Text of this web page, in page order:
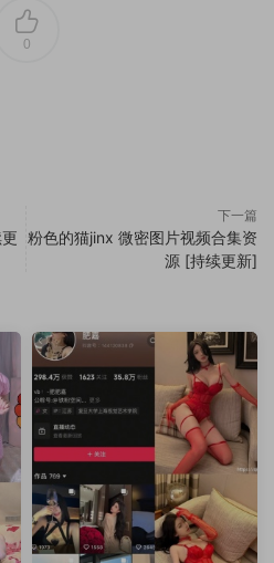
0
下一篇
粉色的猫jinx 微密图片视频合集资
源 [持续更新]